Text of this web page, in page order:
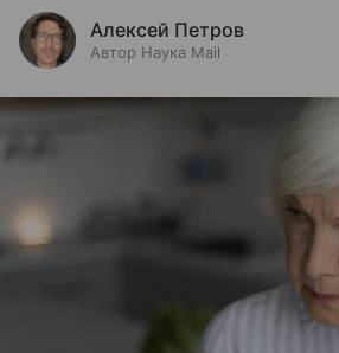
Алексей Петров
Автор Наука Mail